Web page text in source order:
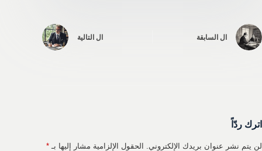
ال السابقة ال التالية
اترك ردّاً
لن يتم نشر عنوان بريدك الإلكتروني. الحقول الإلزامية مشار إليها بـ *